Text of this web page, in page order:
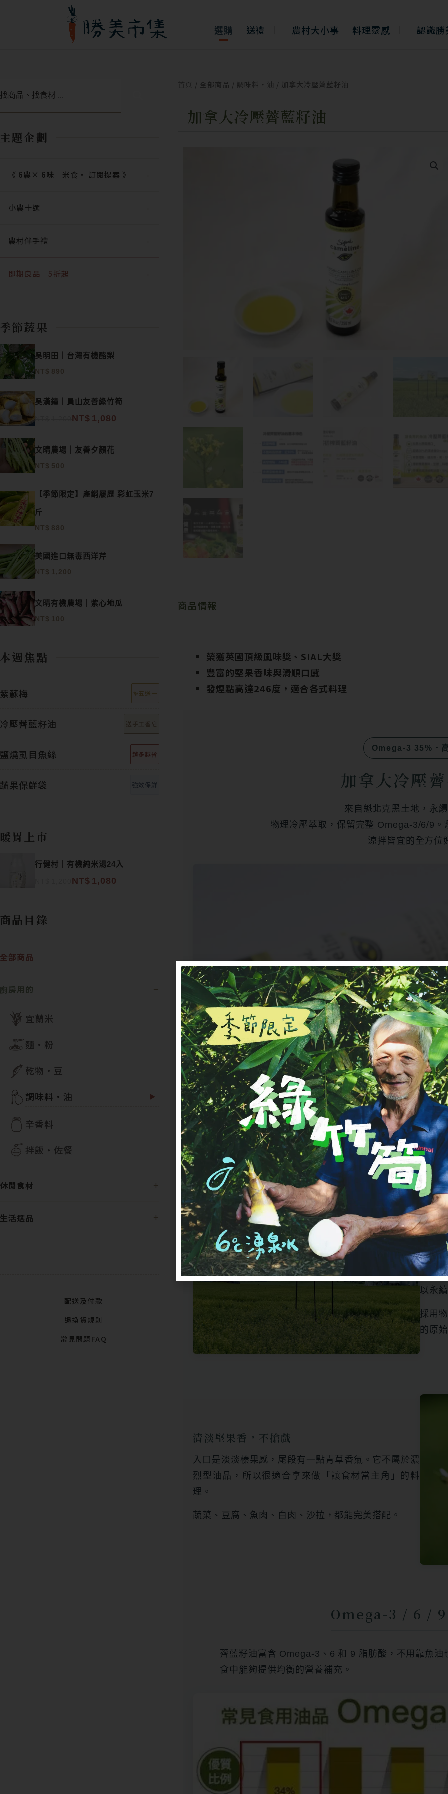
容
選購 送禮 農村大小事 料理靈感 認識勝
主題企劃
《 6農× 6味｜米食‧ 訂閱提案 》
小農十選
農村伴手禮
即期良品｜5折起
季節蔬果
吳明田｜台灣有機酪梨
NT$ 890
吳漢鐘｜員山友善綠竹筍
NT$ 1,080
文晴農場｜友善夕顏花
NT$ 500
【季節限定】產銷履歷 彩虹玉米7
斤
NT$ 880
美國進口無毒西洋芹
NT$ 1,200
文晴有機農場｜紫心地瓜
NT$ 100
本週焦點
紫蘇梅 ✨五送一
冷壓薺藍籽油
鹽燒虱目魚絲 越多越省
蔬果保鮮袋 強效保鮮
暖胃上市
行健村｜有機純米湯24入
NT$ 1,080
商品目錄
全部商品
廚房用的
宜蘭米
麵・粉
乾物・豆
調味料・油
辛香料
拌飯・佐餐
休閒食材
生活選品
配送及付款
退換貨規則
常見問題FAQ
首頁 / 全部商品 / 調味料・油 / 加拿大冷壓薺藍籽油
加拿大冷壓薺藍籽油
商品情報
榮獲英國頂級風味獎、SIAL大獎
豐富的堅果香味與滑順口感
發煙點高達246度，適合各式料理
Omega-3 35%．
加拿大冷壓
來自魁北克黑土地，永
物理冷壓萃取，保留完整 Omega-3/6/9
涼拌皆宜的全方位
來自
加拿
以永
採用
的原
清淡堅果香，不搶戲
入口是淡淡榛果感，尾段有一點青草香氣。它不屬於濃
烈型油品，所以很適合拿來做「讓食材當主角」的料
理。
蔬菜、豆腐、魚肉、白肉、沙拉，都能完美搭配。
Omega-3 / 6 / 9
薺藍籽油富含 Omega-3、6 和 9 脂肪酸，不用靠魚
食中能夠提供均衡的營養補充。